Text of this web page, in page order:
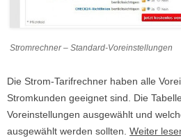
Stromrechner – Standard-Voreinstellungen
Die Strom-Tarifrechner haben alle
Stromkunden geeignet sind. Die
Voreinstellungen ausgewählt und
ausgewählt werden sollten. Weiter